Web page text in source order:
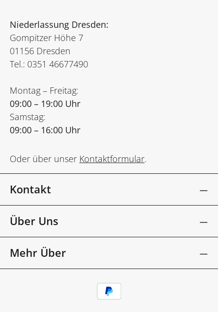
Niederlassung Dresden:
Gompitzer Höhe 7
01156 Dresden
Tel.: 0351 46677490
Montag – Freitag:
09:00 – 19:00 Uhr
Samstag:
09:00 – 16:00 Uhr
Oder über unser Kontaktformular.
Kontakt
Über Uns
Mehr Über